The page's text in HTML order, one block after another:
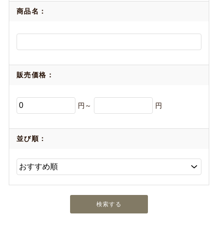
商品名：
販売価格：
円～ 円
並び順：